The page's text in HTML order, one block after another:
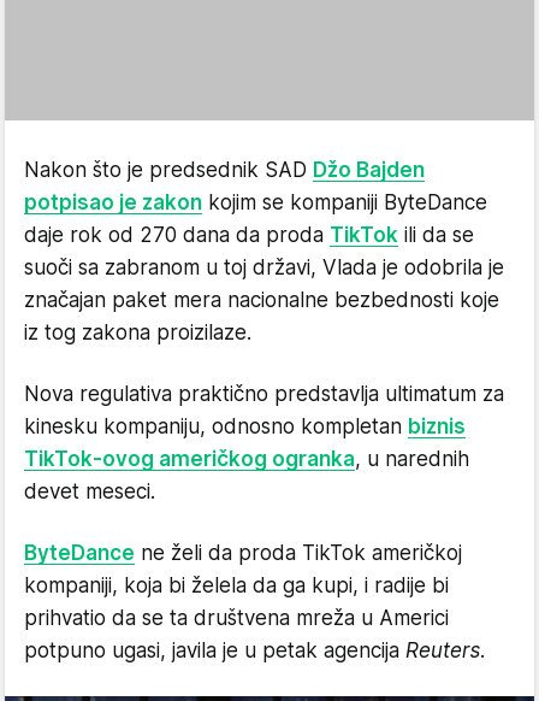
Nakon što je predsednik SAD Džo Bajden
potpisao je zakon kojim se kompaniji ByteDance
daje rok od 270 dana da proda TikTok ili da se
suoči sa zabranom u toj državi, Vlada je odobrila je
značajan paket mera nacionalne bezbednosti koje
iz tog zakona proizilaze.
Nova regulativa praktično predstavlja ultimatum za
kinesku kompaniju, odnosno kompletan biznis
TikTok-ovog američkog ogranka, u narednih
devet meseci.
ByteDance ne želi da proda TikTok američkoj
kompaniji, koja bi želela da ga kupi, i radije bi
prihvatio da se ta društvena mreža u Americi
potpuno ugasi, javila je u petak agencija Reuters.